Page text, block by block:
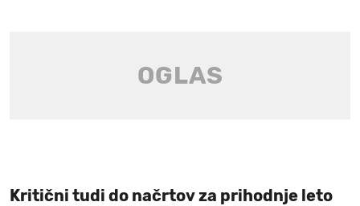
Kritični tudi do načrtov za prihodnje leto